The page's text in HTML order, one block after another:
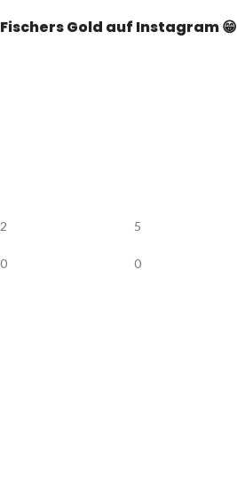
Fischers Gold auf Instagram 😁
2
0
5
0